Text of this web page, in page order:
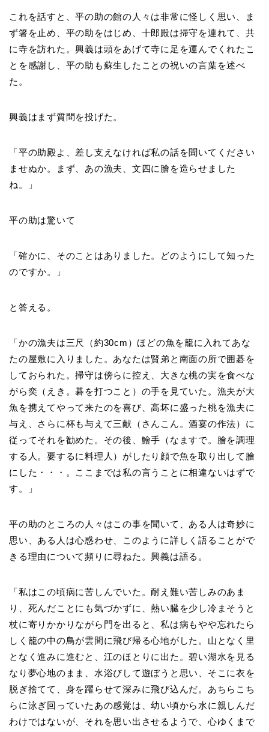
これを話すと、平の助の館の人々は非常に怪しく思い、ま
ず箸を止め、平の助をはじめ、十郎殿は掃守を連れて、共
に寺を訪れた。興義は頭をあげて寺に足を運んでくれたこ
とを感謝し、平の助も蘇生したことの祝いの言葉を述べ
た。
興義はまず質問を投げた。
「平の助殿よ、差し支えなければ私の話を聞いてください
ませぬか。まず、あの漁夫、文四に膾を造らせました
ね。」
平の助は驚いて
「確かに、そのことはありました。どのようにして知った
のですか。」
と答える。
「かの漁夫は三尺（約30cm）ほどの魚を籠に入れてあな
たの屋敷に入りました。あなたは賢弟と南面の所で囲碁を
しておられた。掃守は傍らに控え、大きな桃の実を食べな
がら奕（えき。碁を打つこと）の手を見ていた。漁夫が大
魚を携えてやって来たのを喜び、高坏に盛った桃を漁夫に
与え、さらに杯も与えて三献（さんこん。酒宴の作法）に
従ってそれを勧めた。その後、鱠手（なますで。膾を調理
する人。要するに料理人）がしたり顔で魚を取り出して膾
にした・・・。ここまでは私の言うことに相違ないはずで
す。」
平の助のところの人々はこの事を聞いて、ある人は奇妙に
思い、ある人は心惑わせ、このように詳しく語ることがで
きる理由について頻りに尋ねた。興義は語る。
「私はこの頃病に苦しんでいた。耐え難い苦しみのあま
り、死んだことにも気づかずに、熱い臓を少し冷まそうと
杖に寄りかかりながら門を出ると、私は病もやや忘れたら
しく籠の中の鳥が雲間に飛び帰る心地がした。山となく里
となく進みに進むと、江のほとりに出た。碧い湖水を見る
なり夢心地のまま、水浴びして遊ぼうと思い、そこに衣を
脱ぎ捨てて、身を躍らせて深みに飛び込んだ。あちらこち
らに泳ぎ回っていたあの感覚は、幼い頃から水に親しんだ
わけではないが、それを思い出させるようで、心ゆくまで